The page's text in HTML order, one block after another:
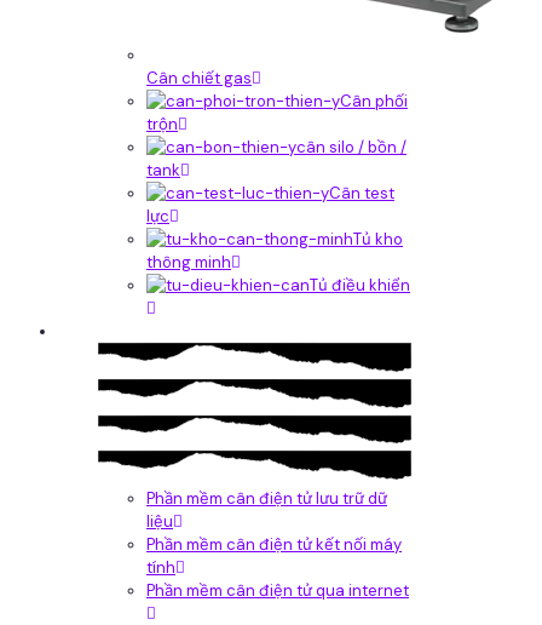
Cân chiết gas
Cân phối
trộn
cân silo / bồn /
tank
Cân test
lực
Tủ kho
thông minh
Tủ điều khiển
Phần mềm cân điện tử lưu trữ dữ
liệu
Phần mềm cân điện tử kết nối máy
tính
Phần mềm cân điện tử qua internet